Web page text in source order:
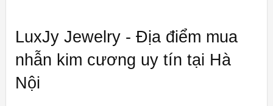
LuxJy Jewelry - Địa điểm mua
nhẫn kim cương uy tín tại Hà
Nội